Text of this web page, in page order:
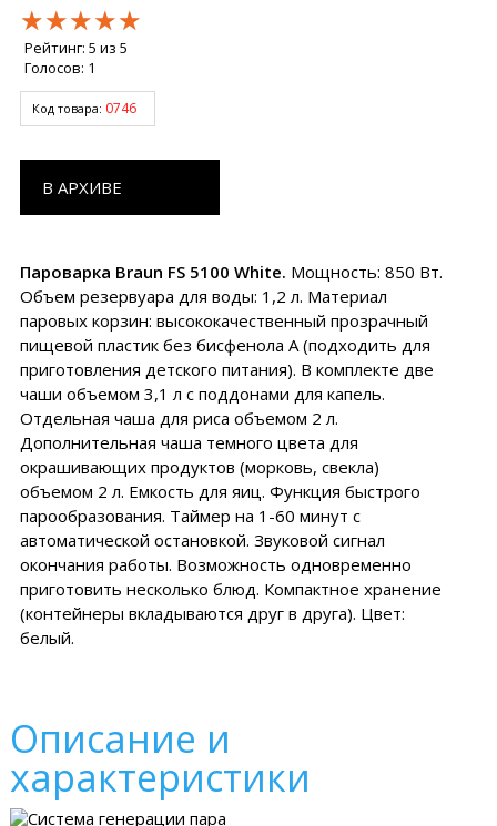
★★★★★
★★★★★
★★★★★
Рейтинг: 5 из 5
Голосов: 1
Код товара: 0746
В АРХИВЕ
Пароварка Braun FS 5100 White. Мощность: 850 Вт.
Объем резервуара для воды: 1,2 л. Материал
паровых корзин: высококачественный прозрачный
пищевой пластик без бисфенола А (подходить для
приготовления детского питания). В комплекте две
чаши объемом 3,1 л с поддонами для капель.
Отдельная чаша для риса объемом 2 л.
Дополнительная чаша темного цвета для
окрашивающих продуктов (морковь, свекла)
объемом 2 л. Емкость для яиц. Функция быстрого
парообразования. Таймер на 1-60 минут с
автоматической остановкой. Звуковой сигнал
окончания работы. Возможность одновременно
приготовить несколько блюд. Компактное хранение
(контейнеры вкладываются друг в друга). Цвет:
белый.
Описание и
характеристики